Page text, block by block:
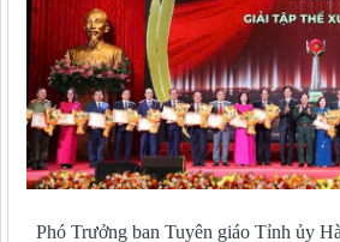
Phó Trưởng ban Tuyên giáo Tỉnh ủy